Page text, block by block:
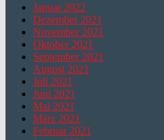
Januar 2022
Dezember 2021
November 2021
Oktober 2021
September 2021
August 2021
Juli 2021
Juni 2021
Mai 2021
März 2021
Februar 2021